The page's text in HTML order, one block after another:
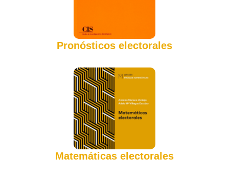
Pronósticos electorales
Matemáticas electorales